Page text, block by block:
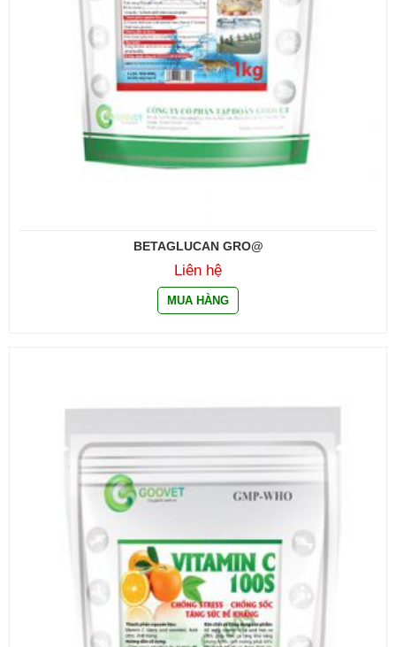
BETAGLUCAN GRO@
Liên hệ